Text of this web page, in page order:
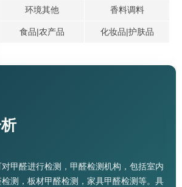
环境其他 香料调料
食品|农产品 化妆品|护肤品
甲醛进行检测，甲醛检测机构，包括室内
测，板材甲醛检测，家具甲醛检测等。具